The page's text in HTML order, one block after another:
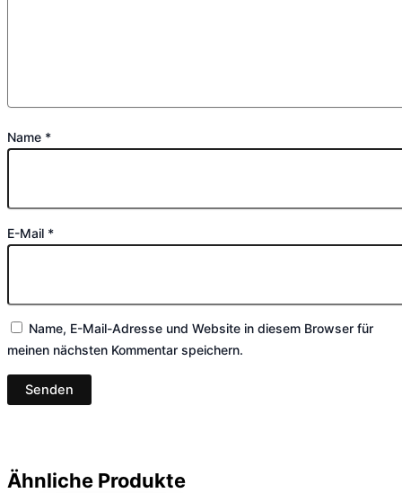
Name *
E-Mail *
Name, E-Mail-Adresse und Website in diesem Browser für
meinen nächsten Kommentar speichern.
Ähnliche Produkte